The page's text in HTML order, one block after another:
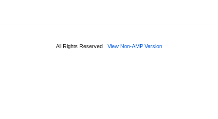
All Rights Reserved View Non-AMP Version